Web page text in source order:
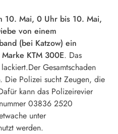
10. Mai, 0 Uhr bis 10. Mai,
von einem
(bei Katzow) ein
KTM 300E. Das
Gesamtschaden
Die Polizei sucht Zeugen, die
kann das Polizeirevier
03836 2520
unter
werden.